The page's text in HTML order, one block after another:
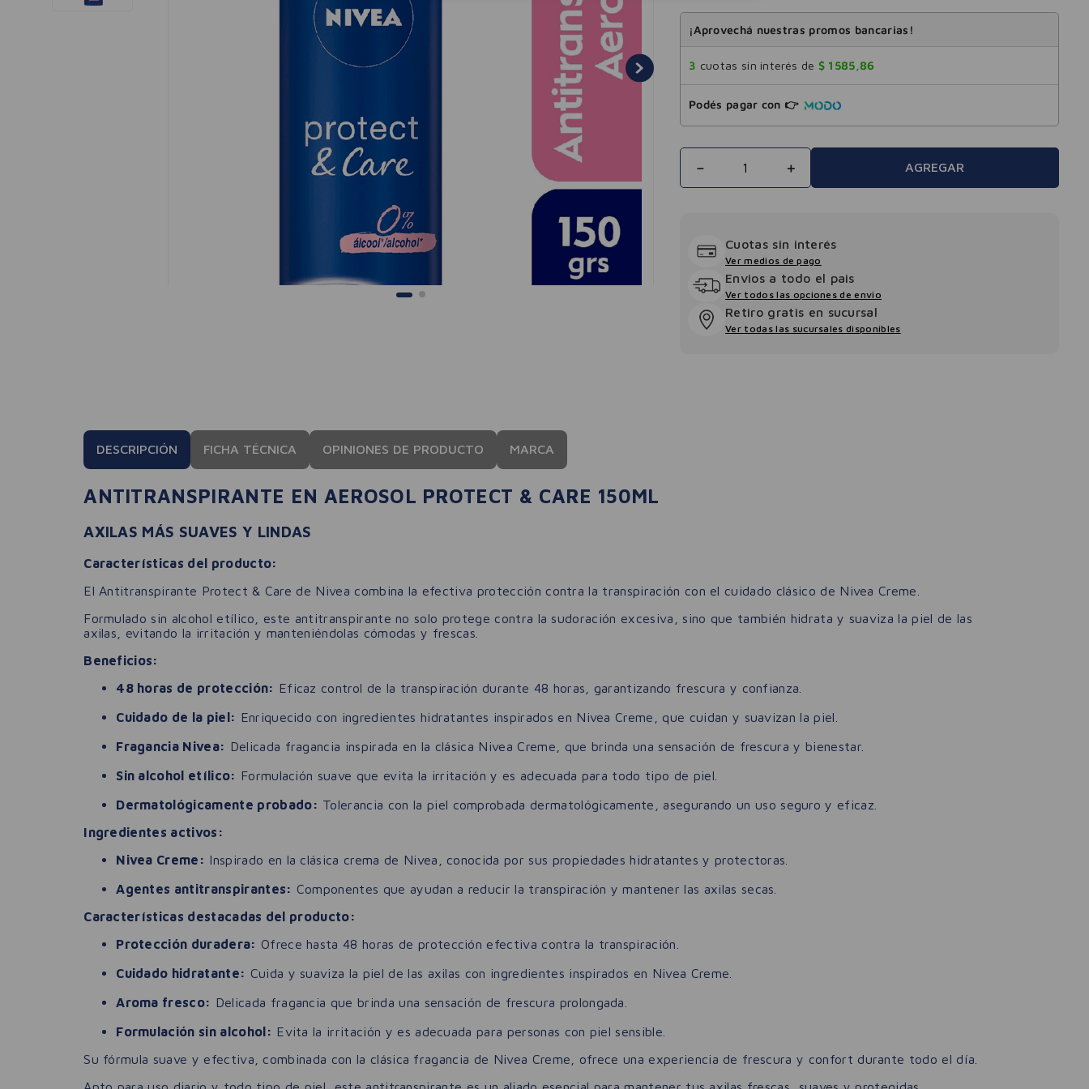
¡Aprovechá nuestras promos bancarias!
3 cuotas sin interés de $ 1585,86
Podés pagar con 👉
＋
－ AGREGAR
Cuotas sin interés
Ver medios de pago
Envios a todo el pais
Ver todos las opciones de envio
Retiro gratis en sucursal
Ver todas las sucursales disponibles
DESCRIPCIÓN FICHA TÉCNICA OPINIONES DE PRODUCTO MARCA
ANTITRANSPIRANTE EN AEROSOL PROTECT & CARE 150ML
AXILAS MÁS SUAVES Y LINDAS
Características del producto:
El Antitranspirante Protect & Care de Nivea combina la efectiva protección contra la transpiración con el cuidado clásico de Nivea Creme.
Formulado sin alcohol etílico, este antitranspirante no solo protege contra la sudoración excesiva, sino que también hidrata y suaviza la piel de las
axilas, evitando la irritación y manteniéndolas cómodas y frescas.
Beneficios:
48 horas de protección: Eficaz control de la transpiración durante 48 horas, garantizando frescura y confianza.
Cuidado de la piel: Enriquecido con ingredientes hidratantes inspirados en Nivea Creme, que cuidan y suavizan la piel.
Fragancia Nivea: Delicada fragancia inspirada en la clásica Nivea Creme, que brinda una sensación de frescura y bienestar.
Sin alcohol etílico: Formulación suave que evita la irritación y es adecuada para todo tipo de piel.
Dermatológicamente probado: Tolerancia con la piel comprobada dermatológicamente, asegurando un uso seguro y eficaz.
Ingredientes activos:
Nivea Creme: Inspirado en la clásica crema de Nivea, conocida por sus propiedades hidratantes y protectoras.
Agentes antitranspirantes: Componentes que ayudan a reducir la transpiración y mantener las axilas secas.
Características destacadas del producto:
Protección duradera: Ofrece hasta 48 horas de protección efectiva contra la transpiración.
Cuidado hidratante: Cuida y suaviza la piel de las axilas con ingredientes inspirados en Nivea Creme.
Aroma fresco: Delicada fragancia que brinda una sensación de frescura prolongada.
Formulación sin alcohol: Evita la irritación y es adecuada para personas con piel sensible.
Su fórmula suave y efectiva, combinada con la clásica fragancia de Nivea Creme, ofrece una experiencia de frescura y confort durante todo el día.